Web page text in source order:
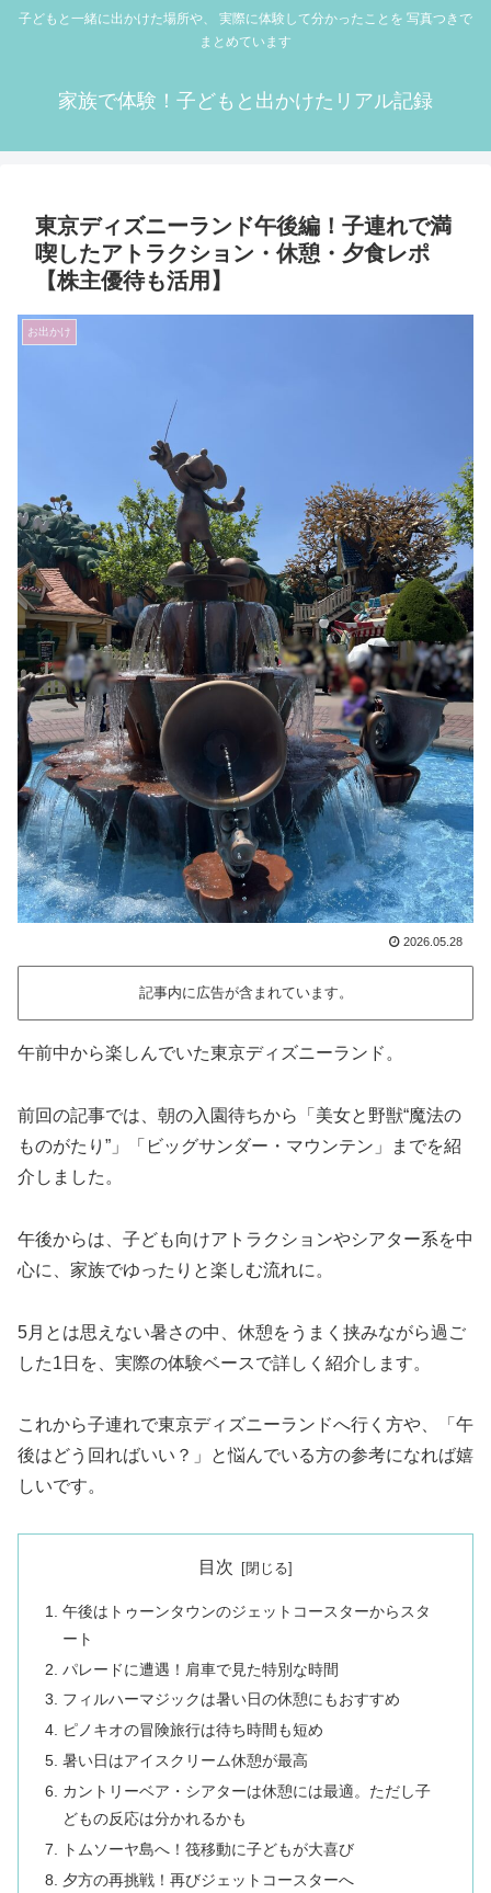
子どもと一緒に出かけた場所や、 実際に体験して分かったことを 写真つきで
まとめています
家族で体験！子どもと出かけたリアル記録
東京ディズニーランド午後編！子連れで満
喫したアトラクション・休憩・夕食レポ
【株主優待も活用】
お出かけ
2026.05.28
記事内に広告が含まれています。
午前中から楽しんでいた東京ディズニーランド。
前回の記事では、朝の入園待ちから「美女と野獣“魔法の
ものがたり”」「ビッグサンダー・マウンテン」までを紹
介しました。
午後からは、子ども向けアトラクションやシアター系を中
心に、家族でゆったりと楽しむ流れに。
5月とは思えない暑さの中、休憩をうまく挟みながら過ご
した1日を、実際の体験ベースで詳しく紹介します。
これから子連れで東京ディズニーランドへ行く方や、「午
後はどう回ればいい？」と悩んでいる方の参考になれば嬉
しいです。
目次
午後はトゥーンタウンのジェットコースターからスタ
ート
パレードに遭遇！肩車で見た特別な時間
フィルハーマジックは暑い日の休憩にもおすすめ
ピノキオの冒険旅行は待ち時間も短め
暑い日はアイスクリーム休憩が最高
カントリーベア・シアターは休憩には最適。ただし子
どもの反応は分かれるかも
トムソーヤ島へ！筏移動に子どもが大喜び
夕方の再挑戦！再びジェットコースターへ